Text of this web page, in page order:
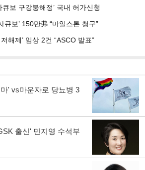
유
기
보 구강붕해정’ 국내 허가신청
큐보’ 150만弗 “마일스톤 청구”
해제’ 임상 2건 “ASCO 발표”
' vs마운자로 당뇨병 3
출신' 민지영 수석부